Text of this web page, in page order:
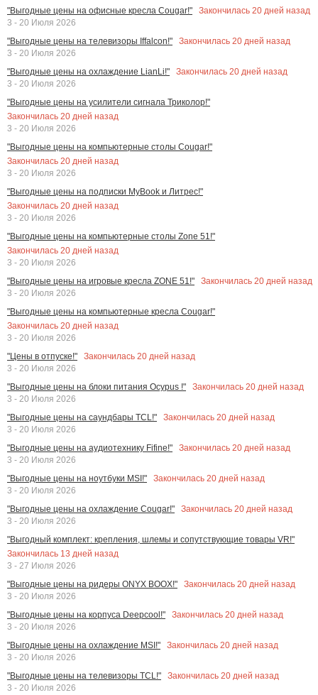
"Выгодные цены на офисные кресла Cougar!" Закончилась 20 дней назад
3 - 20 Июля 2026
"Выгодные цены на телевизоры Iffalcon!"
Закончилась 20 дней назад
3 - 20 Июля 2026
"Выгодные цены на охлаждение LianLi!"
Закончилась 20 дней назад
3 - 20 Июля 2026
"Выгодные цены на усилители сигнала Триколор!"
Закончилась 20 дней назад
3 - 20 Июля 2026
"Выгодные цены на компьютерные столы Cougar!"
Закончилась 20 дней назад
3 - 20 Июля 2026
"Выгодные цены на подписки MyBook и Литрес!"
Закончилась 20 дней назад
3 - 20 Июля 2026
"Выгодные цены на компьютерные столы Zone 51!"
Закончилась 20 дней назад
3 - 20 Июля 2026
"Выгодные цены на игровые кресла ZONE 51!"
Закончилась 20 дней назад
3 - 20 Июля 2026
"Выгодные цены на компьютерные кресла Cougar!"
Закончилась 20 дней назад
3 - 20 Июля 2026
"Цены в отпуске!"
Закончилась 20 дней назад
3 - 20 Июля 2026
"Выгодные цены на блоки питания Ocypus !"
Закончилась 20 дней назад
3 - 20 Июля 2026
"Выгодные цены на саундбары TCL!"
Закончилась 20 дней назад
3 - 20 Июля 2026
"Выгодные цены на аудиотехнику Fifine!"
Закончилась 20 дней назад
3 - 20 Июля 2026
"Выгодные цены на ноутбуки MSI!"
Закончилась 20 дней назад
3 - 20 Июля 2026
"Выгодные цены на охлаждение Cougar!"
Закончилась 20 дней назад
3 - 20 Июля 2026
"Выгодный комплект: крепления, шлемы и сопутствующие товары VR!"
Закончилась 13 дней назад
3 - 27 Июля 2026
"Выгодные цены на ридеры ONYX BOOX!"
Закончилась 20 дней назад
3 - 20 Июля 2026
"Выгодные цены на корпуса Deepcool!"
Закончилась 20 дней назад
3 - 20 Июля 2026
"Выгодные цены на охлаждение MSI!"
Закончилась 20 дней назад
3 - 20 Июля 2026
"Выгодные цены на телевизоры TCL!"
Закончилась 20 дней назад
3 - 20 Июля 2026